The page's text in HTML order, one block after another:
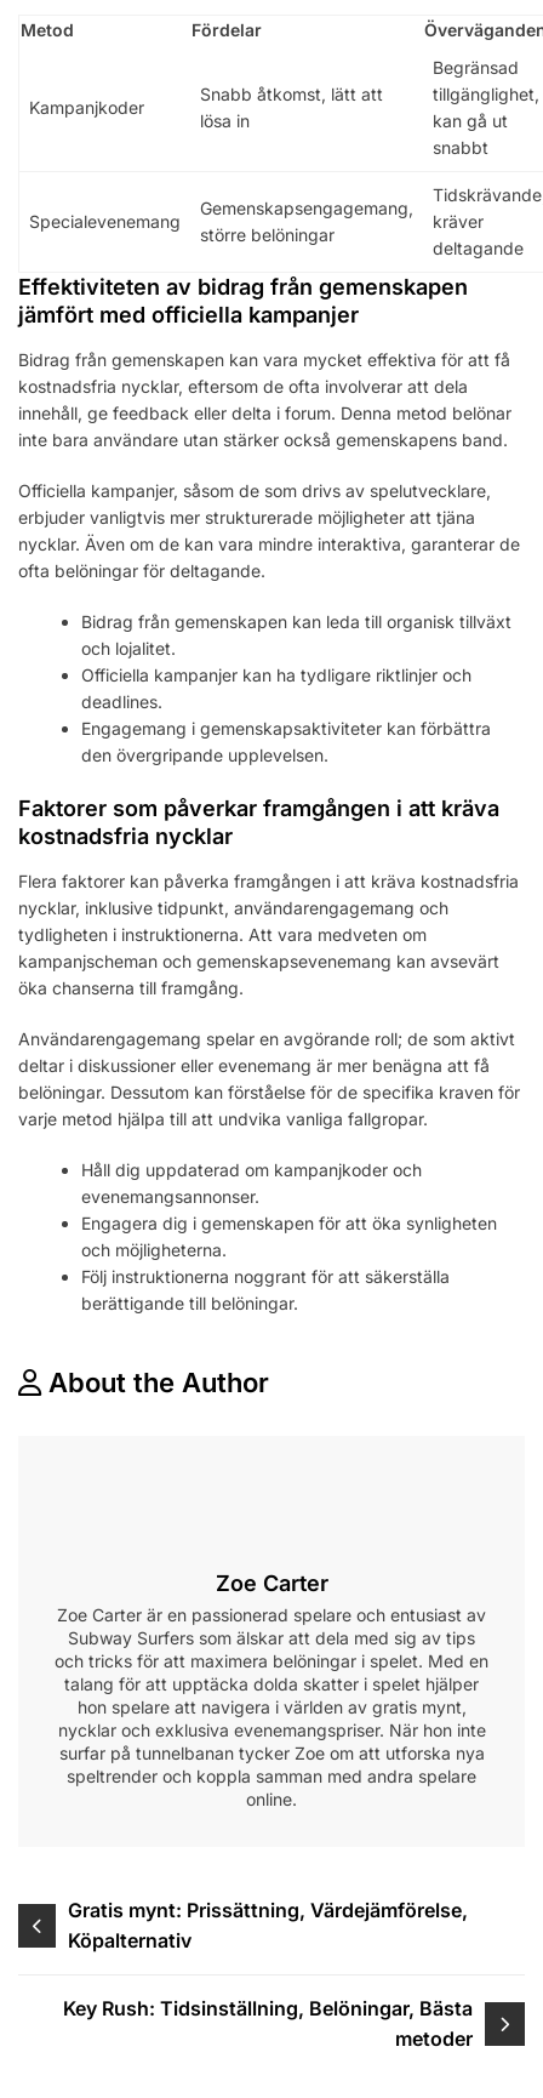
Metod Fördelar
Kampanjkoder
Snabb åtkomst, lätt att
lösa in
Begränsad
tillgänglighet,
kan gå ut
snabbt
Specialevenemang
Gemenskapsengagemang,
större belöningar
kräver
deltagande
Effektiviteten av bidrag från gemenskapen
jämfört med officiella kampanjer
Bidrag från gemenskapen kan vara mycket effektiva för att få
kostnadsfria nycklar, eftersom de ofta involverar att dela
innehåll, ge feedback eller delta i forum. Denna metod belönar
inte bara användare utan stärker också gemenskapens band.
Officiella kampanjer, såsom de som drivs av spelutvecklare,
erbjuder vanligtvis mer strukturerade möjligheter att tjäna
nycklar. Även om de kan vara mindre interaktiva, garanterar de
ofta belöningar för deltagande.
Bidrag från gemenskapen kan leda till organisk tillväxt
och lojalitet.
Officiella kampanjer kan ha tydligare riktlinjer och
deadlines.
Engagemang i gemenskapsaktiviteter kan förbättra
den övergripande upplevelsen.
Faktorer som påverkar framgången i att kräva
kostnadsfria nycklar
Flera faktorer kan påverka framgången i att kräva kostnadsfria
nycklar, inklusive tidpunkt, användarengagemang och
tydligheten i instruktionerna. Att vara medveten om
kampanjscheman och gemenskapsevenemang kan avsevärt
öka chanserna till framgång.
Användarengagemang spelar en avgörande roll; de som aktivt
deltar i diskussioner eller evenemang är mer benägna att få
belöningar. Dessutom kan förståelse för de specifika kraven för
varje metod hjälpa till att undvika vanliga fallgropar.
Håll dig uppdaterad om kampanjkoder och
evenemangsannonser.
Engagera dig i gemenskapen för att öka synligheten
och möjligheterna.
Följ instruktionerna noggrant för att säkerställa
berättigande till belöningar.
About the Author
Zoe Carter
Zoe Carter är en passionerad spelare och entusiast av
Subway Surfers som älskar att dela med sig av tips
och tricks för att maximera belöningar i spelet. Med en
talang för att upptäcka dolda skatter i spelet hjälper
hon spelare att navigera i världen av gratis mynt,
nycklar och exklusiva evenemangspriser. När hon inte
surfar på tunnelbanan tycker Zoe om att utforska nya
speltrender och koppla samman med andra spelare
online.
Post
navigation
Gratis mynt: Prissättning, Värdejämförelse,
Köpalternativ
Key Rush: Tidsinställning, Belöningar, Bästa
metoder